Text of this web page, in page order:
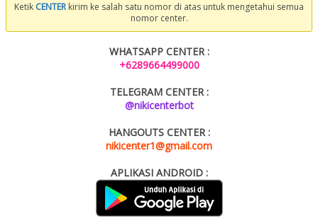
Ketik CENTER kirim ke salah satu nomor di atas untuk mengetahui semua
nomor center.
WHATSAPP CENTER :
+6289664499000
TELEGRAM CENTER :
@nikicenterbot
HANGOUTS CENTER :
nikicenter1@gmail.com
APLIKASI ANDROID :